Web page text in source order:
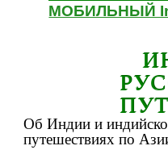
МОБИЛЬНЫЙ
Об Индии и
путешествиях по